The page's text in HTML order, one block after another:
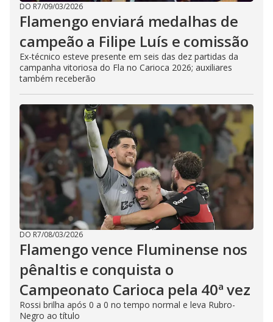
DO R7/09/03/2026
Flamengo enviará medalhas de
campeão a Filipe Luís e comissão
Ex-técnico esteve presente em seis das dez partidas da
campanha vitoriosa do Fla no Carioca 2026; auxiliares
também receberão
DO R7/08/03/2026
Flamengo vence Fluminense nos
pênaltis e conquista o
Campeonato Carioca pela 40ª vez
Rossi brilha após 0 a 0 no tempo normal e leva Rubro-
Negro ao título